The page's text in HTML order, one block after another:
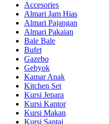
Accesories
Almari Jam Hias
Almari Pajangan
Almari Pakaian
Bale Bale
Bufet
Gazebo
Gebyok
Kamar Anak
Kitchen Set
Kursi Jepara
Kursi Kantor
Kursi Makan
Kursi Santai